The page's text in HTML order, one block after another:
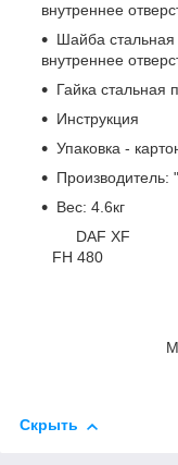
внутреннее
Шайба
внутреннее
Гайка стальная
Инструкция
Упаковка -
Производитель:
Вес: 4.6кг
DAF
FH 480
Скрыть